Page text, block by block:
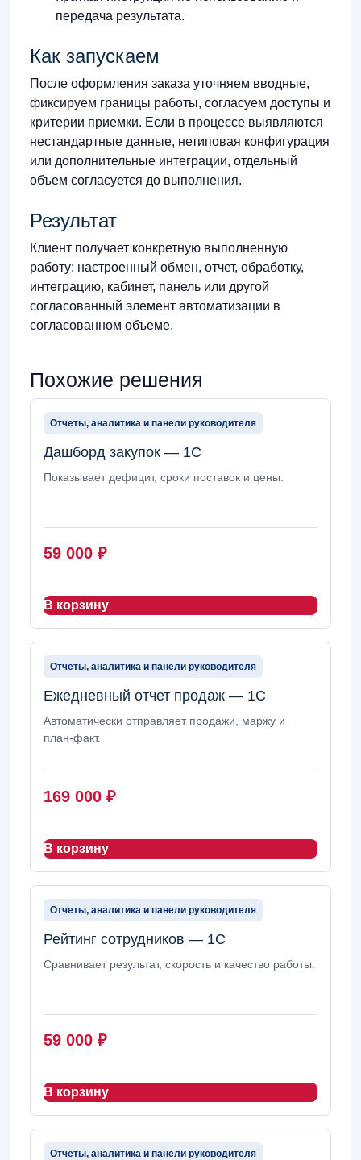
передача результата.
Как запускаем
После оформления заказа уточняем вводные,
фиксируем границы работы, согласуем доступы и
критерии приемки. Если в процессе выявляются
нестандартные данные, нетиповая конфигурация
или дополнительные интеграции, отдельный
объем согласуется до выполнения.
Результат
Клиент получает конкретную выполненную
работу: настроенный обмен, отчет, обработку,
интеграцию, кабинет, панель или другой
согласованный элемент автоматизации в
согласованном объеме.
Похожие решения
Отчеты, аналитика и панели руководителя
Дашборд закупок — 1С
Показывает дефицит, сроки поставок и цены.
59 000 ₽
В корзину
Отчеты, аналитика и панели руководителя
Ежедневный отчет продаж — 1С
Автоматически отправляет продажи, маржу и
план-факт.
169 000 ₽
В корзину
Отчеты, аналитика и панели руководителя
Рейтинг сотрудников — 1С
Сравнивает результат, скорость и качество работы.
59 000 ₽
В корзину
Отчеты, аналитика и панели руководителя